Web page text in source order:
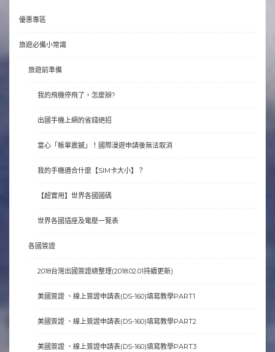
優惠專區
旅遊必備小常識
旅遊前準備
我的飛機停飛了，怎麼辦?
出國手機上網的省錢絕招
當心「帳單震撼」！國際漫遊申請後無法取消
我的手機適合什麼【SIM卡大小】？
【超實用】世界各國國碼
世界各國插座及電壓一覽表
各國簽證
2018台灣出國簽證總整理(2018.02.01持續更新)
美國簽證 、線上簽證申請表(DS-160)填寫教學PART1
美國簽證 、線上簽證申請表(DS-160)填寫教學PART2
美國簽證 、線上簽證申請表(DS-160)填寫教學PART3